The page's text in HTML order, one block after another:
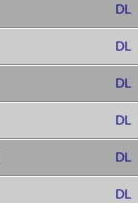
DL
DL
DL
DL
DL
DL